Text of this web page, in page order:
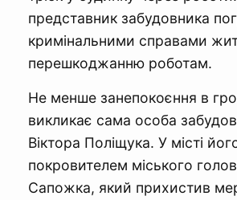
представник забудовника
кримінальними справами
перешкоджанню роботам.
Не менше занепокоєння в
викликає сама особа
Віктора Поліщука. У місті
покровителем міського
Сапожка, який прихистив